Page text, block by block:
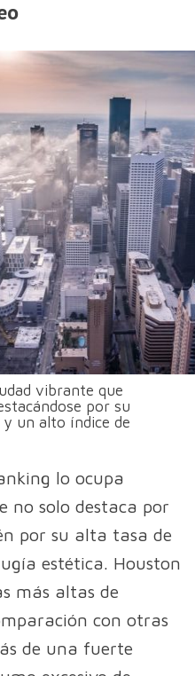
vibrante que
por su
y un alto índice de
lo ocupa
no solo destaca por
por su alta tasa de
estética. Houston
más altas de
con otras
de una fuerte